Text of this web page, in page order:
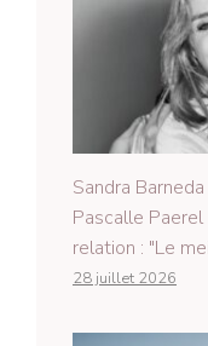
Sandra
Pascalle
relation : "Le
28 juillet 2026